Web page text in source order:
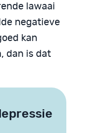
lawaai
negatieve
kan
dan is dat